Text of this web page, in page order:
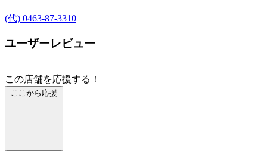
(代) 0463-87-3310
ユーザーレビュー
この店舗を応援する！
ここから応援